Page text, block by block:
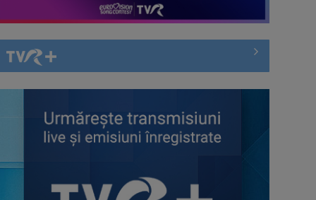
noapte vine zi” – pe podium şi
acum în inimile ...
Cum ne-a îmbolnăvit telefonul și
cum salvarea era mereu acolo: Mai